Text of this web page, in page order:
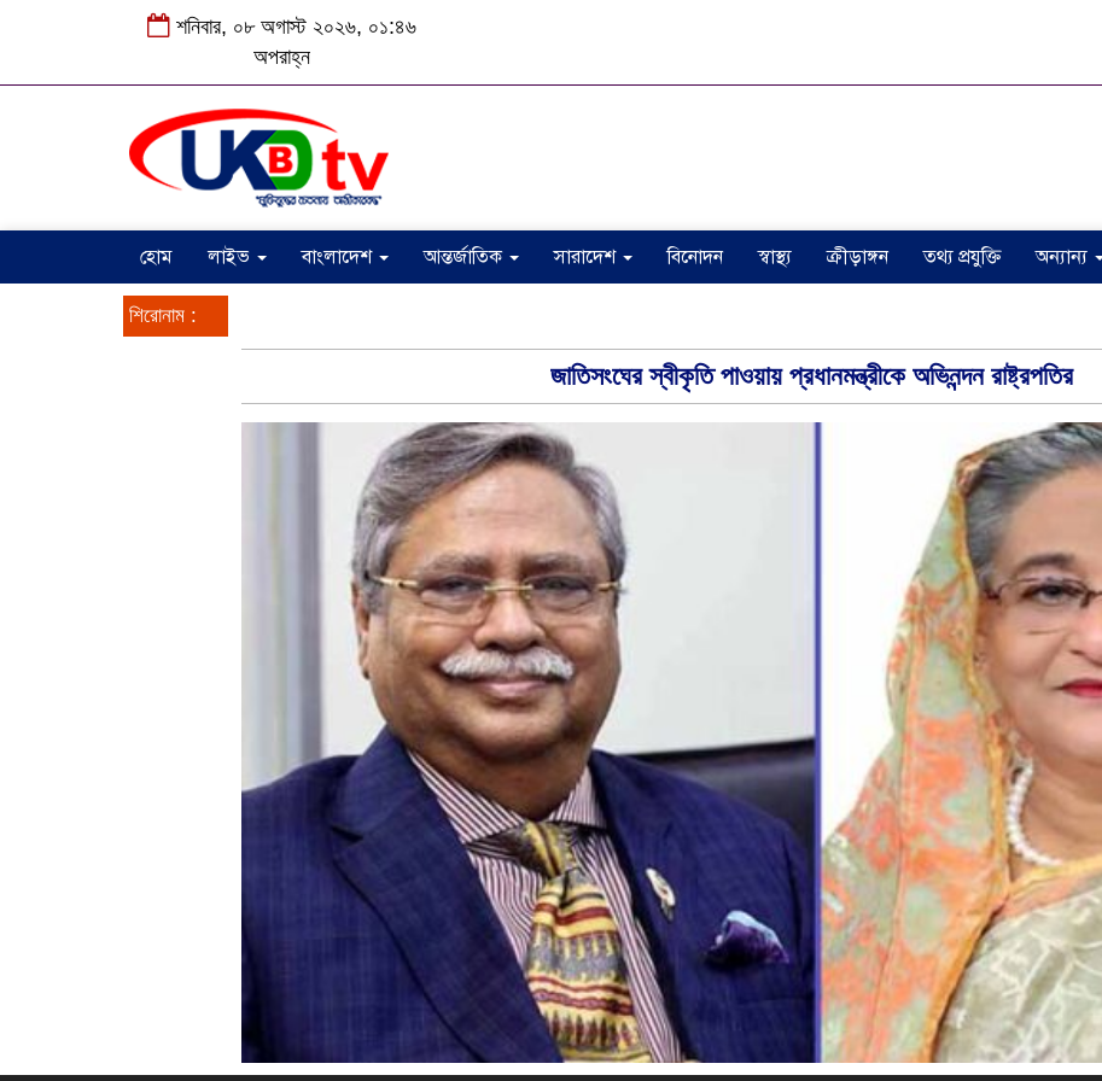
শনিবার, ০৮ অগাস্ট ২০২৬, ০১:৪৬
অপরাহ্ন
হোম লাইভ বাংলাদেশ আন্তর্জাতিক সারাদেশ বিনোদন স্বাস্থ্য ক্রীড়াঙ্গন তথ্য প্রযুক্তি অন্যান্য
শিরোনাম :
জাতিসংঘের স্বীকৃতি পাওয়ায় প্রধানমন্ত্রীকে অভিনন্দন রাষ্ট্রপতির